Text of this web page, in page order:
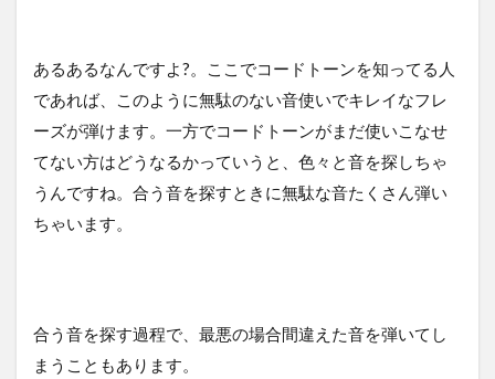
あるあるなんですよ?。ここでコードトーンを知ってる人
であれば、このように無駄のない音使いでキレイなフレ
ーズが弾けます。一方でコードトーンがまだ使いこなせ
てない方はどうなるかっていうと、色々と音を探しちゃ
うんですね。合う音を探すときに無駄な音たくさん弾い
ちゃいます。
合う音を探す過程で、最悪の場合間違えた音を弾いてし
まうこともあります。